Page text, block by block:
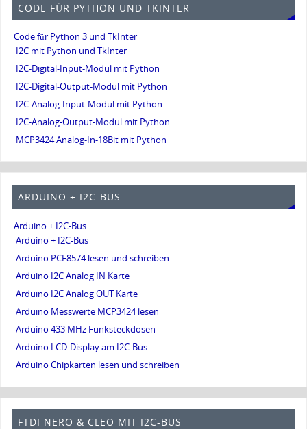
CODE FÜR PYTHON UND TKINTER
Code für Python 3 und TkInter
I2C mit Python und TkInter
I2C-Digital-Input-Modul mit Python
I2C-Digital-Output-Modul mit Python
I2C-Analog-Input-Modul mit Python
I2C-Analog-Output-Modul mit Python
MCP3424 Analog-In-18Bit mit Python
ARDUINO + I2C-BUS
Arduino + I2C-Bus
Arduino + I2C-Bus
Arduino PCF8574 lesen und schreiben
Arduino I2C Analog IN Karte
Arduino I2C Analog OUT Karte
Arduino Messwerte MCP3424 lesen
Arduino 433 MHz Funksteckdosen
Arduino LCD-Display am I2C-Bus
Arduino Chipkarten lesen und schreiben
FTDI NERO & CLEO MIT I2C-BUS